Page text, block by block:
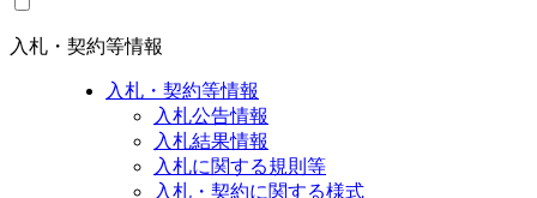
入札・契約等情報
入札・契約等情報
入札公告情報
入札結果情報
入札に関する規則等
入札・契約に関する様式